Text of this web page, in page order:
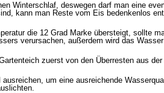
Winterschlaf, deswegen darf man eine
kann man Reste vom Eis bedenkenlos
die 12 Grad Marke übersteigt, sollte
verursachen, außerdem wird das
zuerst von den Überresten aus
ausreichen, um eine ausreichende